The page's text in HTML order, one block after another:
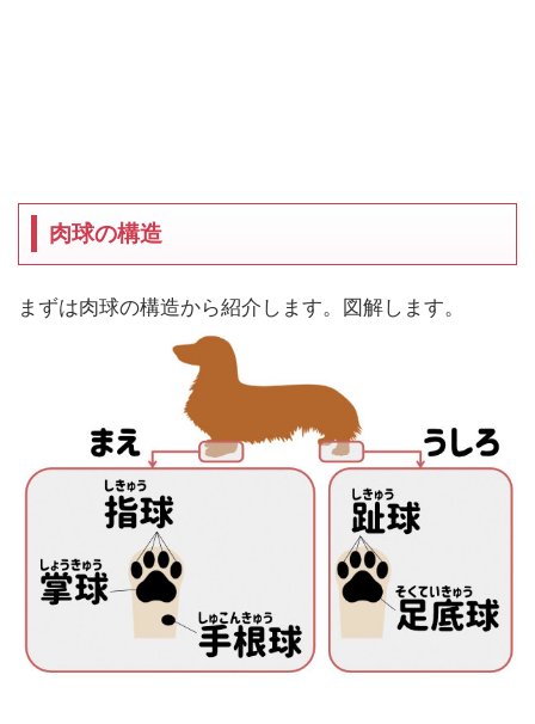
肉球の構造
まずは肉球の構造から紹介します。図解します。